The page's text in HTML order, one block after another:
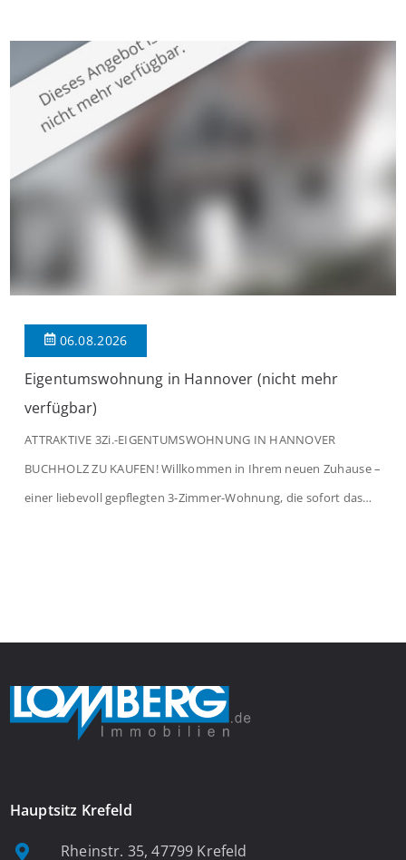
großzügige Räume und eine hochwertige Ausstattung, die
modernen Wohnkomfort mit einem stilvollen Ambiente
verbindet. Der […]
06.08.2026
Eigentumswohnung in Hannover (nicht mehr
verfügbar)
ATTRAKTIVE 3Zi.-EIGENTUMSWOHNUNG IN HANNOVER
BUCHHOLZ ZU KAUFEN! Willkommen in Ihrem neuen Zuhause –
einer liebevoll gepflegten 3-Zimmer-Wohnung, die sofort das
Hauptsitz Krefeld
Rheinstr. 35, 47799 Krefeld